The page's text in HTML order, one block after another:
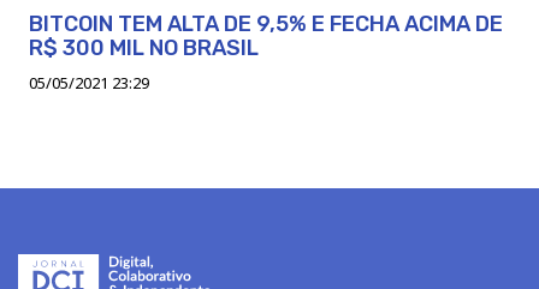
BITCOIN TEM ALTA DE 9,5% E FECHA ACIMA DE
R$ 300 MIL NO BRASIL
05/05/2021 23:29